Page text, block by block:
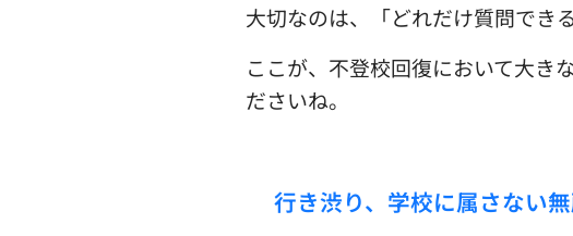
大切なのは、「どれだけ質問でき
ここが、不登校回復において大き
ださいね。
☑︎行き渋り、学校に属さない